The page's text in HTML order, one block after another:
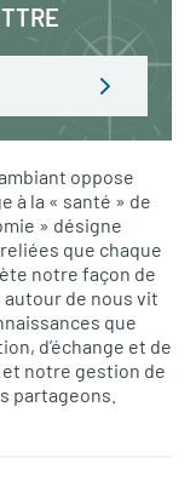
oppose
à la « santé » de
» désigne
que chaque
notre façon de
de nous vit
que
d’échange et de
notre gestion de
partageons.